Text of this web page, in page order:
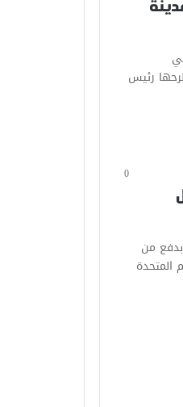
رئيس
0
من
المتحدة